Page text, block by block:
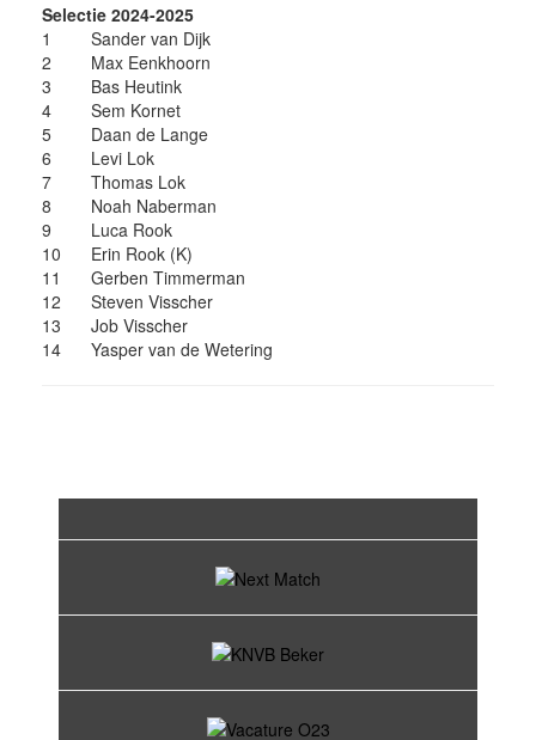
Selectie 2024-2025
1
Sander van Dijk
2
Max Eenkhoorn
3
Bas Heutink
4
Sem Kornet
5
Daan de Lange
6
Levi Lok
7
Thomas Lok
8
Noah Naberman
9
Luca Rook
10
Erin Rook (K)
11
Gerben Timmerman
12
Steven Visscher
13
Job Visscher
14
Yasper van de Wetering